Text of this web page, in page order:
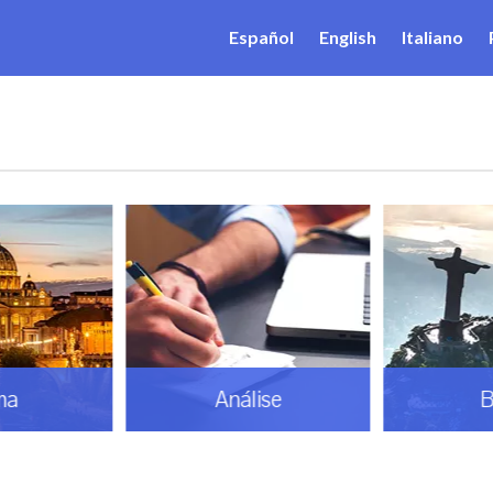
Español English Italiano
Análise